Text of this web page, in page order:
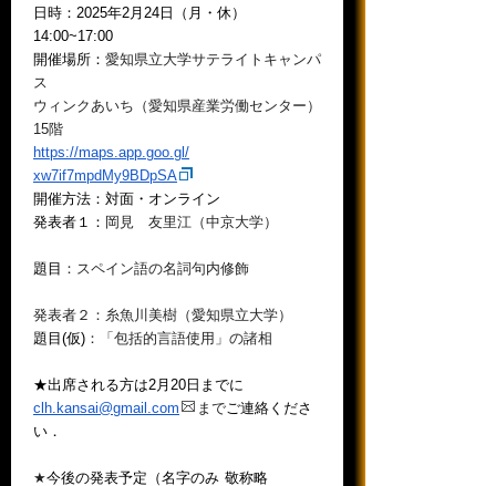
日時：2025年2月24日（月・休）
14:00~17:00
開催場所： 愛知県立大学サテライトキャンパ
ス
ウィンクあいち（愛知県産業労働センター）
15階
https://maps.app.goo.gl/
xw7if7mpdMy9BDpSA
開催方法： 対面・オンライン
発表者１： 岡見 友里江（中京大学）
題目 ：スペイン語の名詞句内修飾
発表者２：糸魚川美樹（愛知県立大学）
題目(仮) ：「包括的言語使用」の諸相
★出席される方は2月20日までに
clh.kansai@gmail.com までご連絡くださ
い．
★今後の発表予定（名字のみ 敬称略